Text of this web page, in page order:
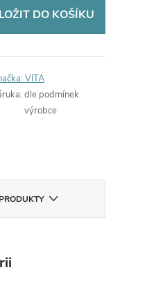
DO KOŠÍKU
VITA
: dle podmínek
výrobce